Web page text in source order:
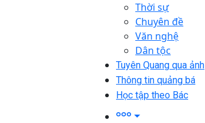
Thời sự
Chuyên đề
Văn nghệ
Dân tộc
Tuyên Quang qua ảnh
Thông tin quảng bá
Học tập theo Bác